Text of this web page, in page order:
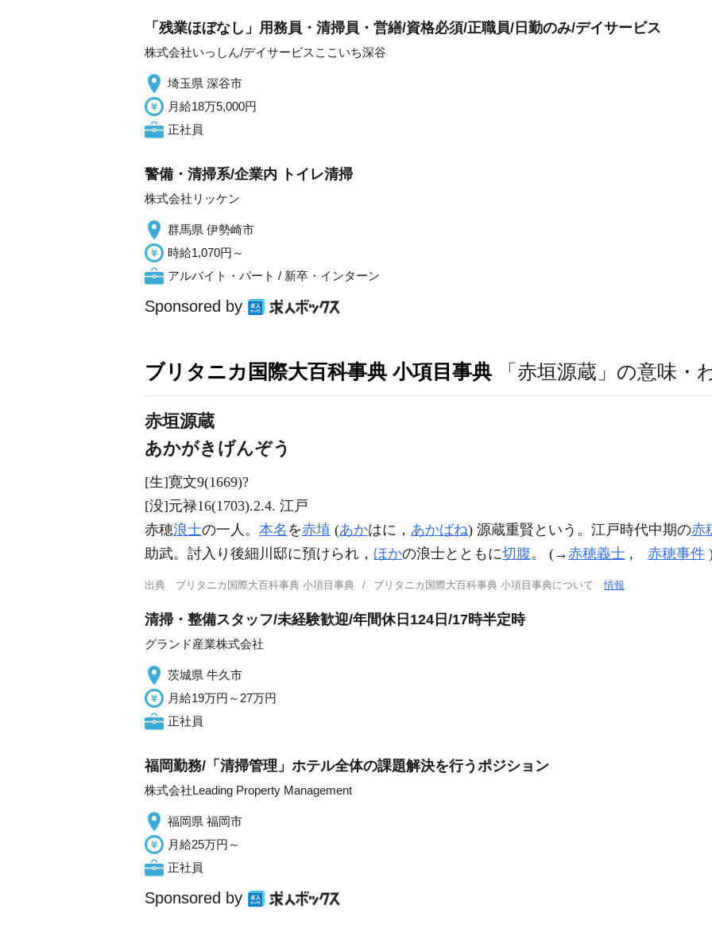
「残業ほぼなし」用務員・清掃員・営繕/資格必須/正職員/日勤のみ/デイサービス
株式会社いっしん/デイサービスここいち深谷
埼玉県 深谷市
月給18万5,000円
正社員
警備・清掃系/企業内 トイレ清掃
株式会社リッケン
群馬県 伊勢崎市
時給1,070円～
アルバイト・パート / 新卒・インターン
Sponsored by
ブリタニカ国際大百科事典 小項目事典 「赤垣源蔵」の意味・
赤垣源蔵
あかがきげんぞう
[生]寛文9(1669)?
[没]元禄16(1703).2.4. 江戸
赤穂浪士の一人。 本名 を赤埴 (あかはに， あかばね) 源蔵重賢という。江戸時代中期の赤
助武。討入り後細川邸に預けられ， ほかの浪士とともに切腹。 (→赤穂義士 , 赤穂事件
出典 ブリタニカ国際大百科事典 小項目事典 ブリタニカ国際大百科事典 小項目事典について情報
清掃・整備スタッフ/未経験歓迎/年間休日124日/17時半定時
グランド産業株式会社
茨城県 牛久市
月給19万円～27万円
正社員
福岡勤務/「清掃管理」ホテル全体の課題解決を行うポジション
株式会社Leading Property Management
福岡県 福岡市
月給25万円～
正社員
Sponsored by